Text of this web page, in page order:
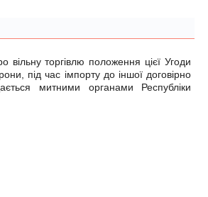
вільну торгівлю положення цієї Угоди
під час імпорту до іншої договірно
митними органами Республіки